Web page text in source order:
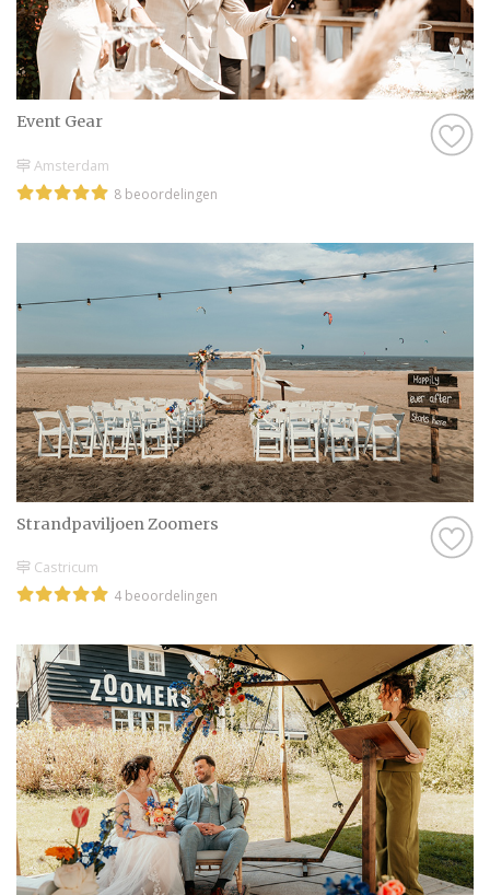
Event Gear
Amsterdam
8 beoordelingen
Strandpaviljoen Zoomers
Castricum
4 beoordelingen